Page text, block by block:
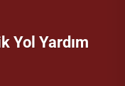
Yol Yardım